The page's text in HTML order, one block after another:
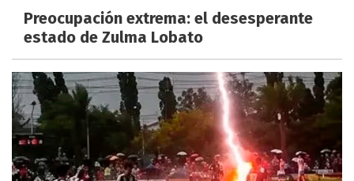
Preocupación extrema: el desesperante
estado de Zulma Lobato